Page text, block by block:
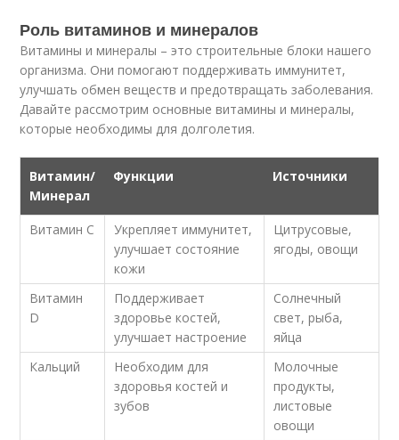
Роль витаминов и минералов
Витамины и минералы – это строительные блоки нашего
организма. Они помогают поддерживать иммунитет,
улучшать обмен веществ и предотвращать заболевания.
Давайте рассмотрим основные витамины и минералы,
которые необходимы для долголетия.
Витамин/
Минерал
Функции Источники
Витамин С
Укрепляет иммунитет,
улучшает состояние
кожи
Цитрусовые,
ягоды, овощи
Витамин
D
Поддерживает
здоровье костей,
улучшает настроение
Солнечный
свет, рыба,
яйца
Кальций
Необходим для
здоровья костей и
зубов
Молочные
продукты,
листовые
овощи